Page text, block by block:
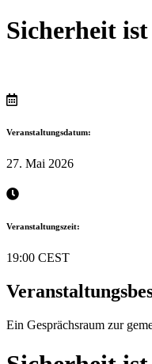
Sicherheit
Veranstaltungsdatum:
27. Mai 2026
Veranstaltungszeit:
19:00 CEST
Ein Gesprächsraum zur